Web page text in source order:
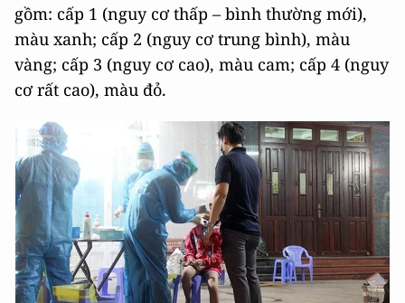
gồm: cấp 1 (nguy cơ thấp – bình thường mới),
màu xanh; cấp 2 (nguy cơ trung bình), màu
vàng; cấp 3 (nguy cơ cao), màu cam; cấp 4 (nguy
cơ rất cao), màu đỏ.